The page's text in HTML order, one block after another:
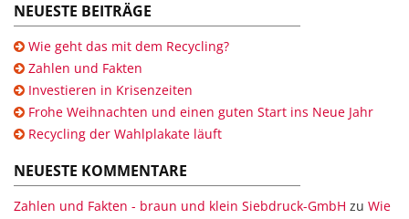
NEUESTE BEITRÄGE
Wie geht das mit dem Recycling?
Zahlen und Fakten
Investieren in Krisenzeiten
Frohe Weihnachten und einen guten Start ins Neue Jahr
Recycling der Wahlplakate läuft
NEUESTE KOMMENTARE
Zahlen und Fakten - braun und klein Siebdruck-GmbH zu Wie